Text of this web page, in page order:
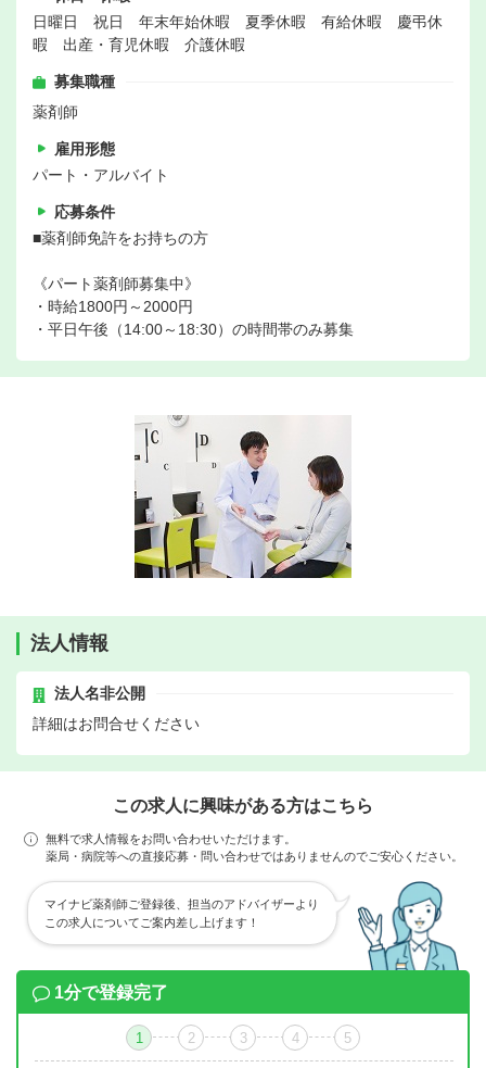
日曜日 祝日 年末年始休暇 夏季休暇 有給休暇 慶弔休
暇 出産・育児休暇 介護休暇
募集職種
薬剤師
雇用形態
パート・アルバイト
応募条件
■薬剤師免許をお持ちの方
《パート薬剤師募集中》
・時給1800円～2000円
・平日午後（14:00～18:30）の時間帯のみ募集
法人情報
法人名非公開
詳細はお問合せください
この求人に興味がある方はこちら
無料で求人情報をお問い合わせいただけます。
薬局・病院等への直接応募・問い合わせではありませんのでご安心ください。
マイナビ薬剤師ご登録後、担当のアドバイザーより
この求人についてご案内差し上げます！
1分で登録完了
1 2 3 4 5